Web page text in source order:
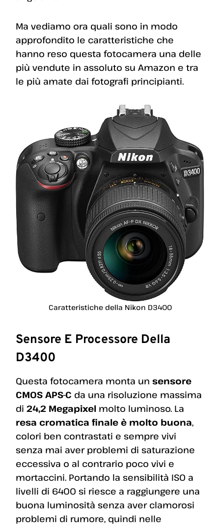
Ma vediamo ora quali sono in modo
approfondito le caratteristiche che
hanno reso questa fotocamera una delle
più vendute in assoluto su Amazon e tra
le più amate dai fotografi principianti.
Caratteristiche della Nikon D3400
Sensore E Processore Della
D3400
Questa fotocamera monta un sensore
CMOS APS-C da una risoluzione massima
di 24,2 Megapixel molto luminoso. La
resa cromatica finale è molto buona,
colori ben contrastati e sempre vivi
senza mai aver problemi di saturazione
eccessiva o al contrario poco vivi e
mortaccini. Portando la sensibilità ISO a
livelli di 6400 si riesce a raggiungere una
buona luminosità senza aver clamorosi
problemi di rumore, quindi nelle